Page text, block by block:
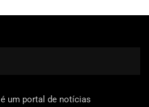
é um portal de notícias